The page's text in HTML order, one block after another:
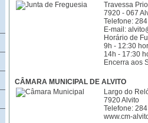
Travessa
7920 - 067
Telefone:
E-mail:
Horário de
9h - 12:30
14h - 17:30
Encerra aos
CÂMARA MUNICIPAL DE ALVITO
Largo do
7920 Alvito
Telefone:
www.cm-